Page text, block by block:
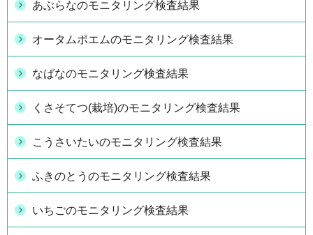
あぶらなのモニタリング検査結果
オータムポエムのモニタリング検査結果
なばなのモニタリング検査結果
くさそてつ(栽培)のモニタリング検査結果
こうさいたいのモニタリング検査結果
ふきのとうのモニタリング検査結果
いちごのモニタリング検査結果